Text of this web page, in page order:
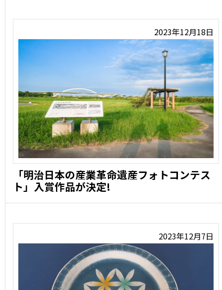
2023年12月18日
「明治日本の産業革命遺産フォトコンテス
ト」入賞作品が決定!
「明治日本の産業革命遺産」世界遺産協議会の主催で、全
2023年12月7日